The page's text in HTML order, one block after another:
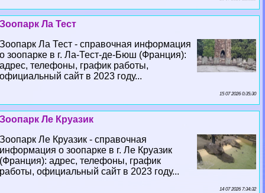
Зоопарк Ла Тест
Зоопарк Ла Тест - справочная информация
о зоопарке в г. Ла-Тест-де-Бюш (Франция):
адрес, телефоны, график работы,
официальный сайт в 2023 году...
15 07 2026 0:35:30
Зоопарк Ле Круазик
Зоопарк Ле Круазик - справочная
информация о зоопарке в г. Ле Круазик
(Франция): адрес, телефоны, график
работы, официальный сайт в 2023 году...
14 07 2026 7:34:32